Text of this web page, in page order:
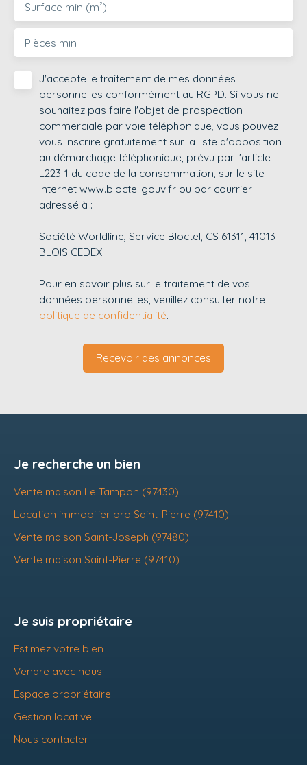
Surface min (m²)
Pièces min
J'accepte le traitement de mes données
personnelles conformément au RGPD. Si vous ne
souhaitez pas faire l'objet de prospection
commerciale par voie téléphonique, vous pouvez
vous inscrire gratuitement sur la liste d'opposition
au démarchage téléphonique, prévu par l'article
L223-1 du code de la consommation, sur le site
Internet www.bloctel.gouv.fr ou par courrier
adressé à :
Société Worldline, Service Bloctel, CS 61311, 41013
BLOIS CEDEX.
Pour en savoir plus sur le traitement de vos
données personnelles, veuillez consulter notre
politique de confidentialité.
Recevoir des annonces
Je recherche un bien
Vente maison Le Tampon (97430)
Location immobilier pro Saint-Pierre (97410)
Vente maison Saint-Joseph (97480)
Vente maison Saint-Pierre (97410)
Je suis propriétaire
Estimez votre bien
Vendre avec nous
Espace propriétaire
Gestion locative
Nous contacter